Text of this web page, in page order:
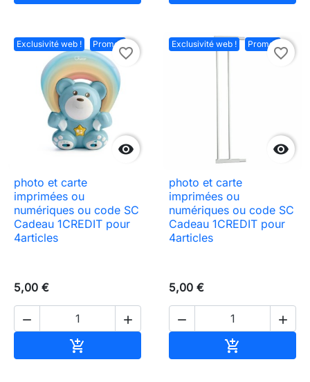
Exclusivité web ! Promo !

favorite_border
photo et carte
imprimées ou
numériques ou code SC
Cadeau 1CREDIT pour
4articles
5,00 €
 

Exclusivité web ! Promo !

favorite_border
photo et carte
imprimées ou
numériques ou code SC
Cadeau 1CREDIT pour
4articles
5,00 €
 
